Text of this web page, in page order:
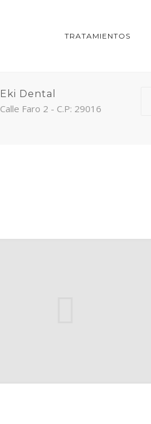
TRATAMIENTOS
Eki Dental
Calle Faro 2 - C.P: 29016